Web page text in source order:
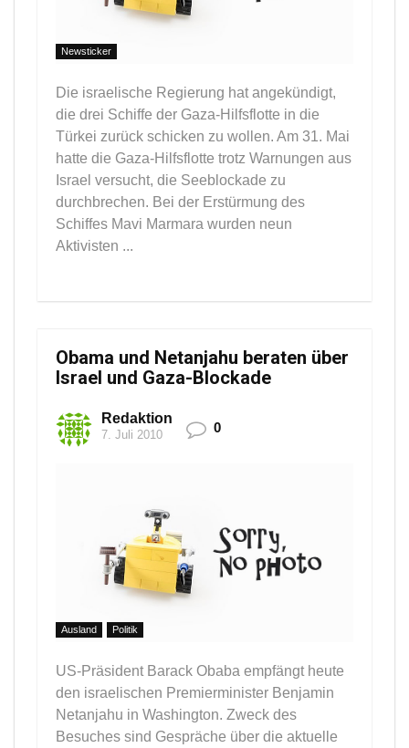
Newsticker
Die israelische Regierung hat angekündigt,
die drei Schiffe der Gaza-Hilfsflotte in die
Türkei zurück schicken zu wollen. Am 31. Mai
hatte die Gaza-Hilfsflotte trotz Warnungen aus
Israel versucht, die Seeblockade zu
durchbrechen. Bei der Erstürmung des
Schiffes Mavi Marmara wurden neun
Aktivisten ...
Obama und Netanjahu beraten über
Israel und Gaza-Blockade
Redaktion
7. Juli 2010 0
Ausland Politik
US-Präsident Barack Obaba empfängt heute
den israelischen Premierminister Benjamin
Netanjahu in Washington. Zweck des
Besuches sind Gespräche über die aktuelle